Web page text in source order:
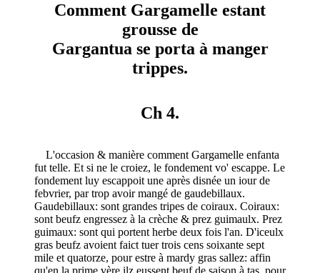
Comment Gargamelle estant
grousse de
Gargantua se porta à manger
trippes.
Ch 4.
L'occasion & manière comment Gargamelle enfanta
fut telle. Et si ne le croiez, le fondement vo' escappe. Le
fondement luy escappoit une après disnée un iour de
febvrier, par trop avoir mangé de gaudebillaux.
Gaudebillaux: sont grandes tripes de coiraux. Coiraux:
sont beufz engressez à la crèche & prez guimaulx. Prez
guimaux: sont qui portent herbe deux fois l'an. D'iceulx
gras beufz avoient faict tuer trois cens soixante sept
mile et quatorze, pour estre à mardy gras sallez: affin